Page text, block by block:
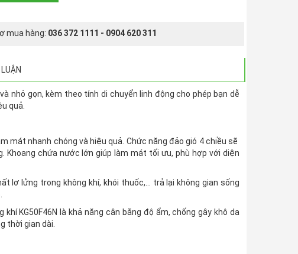
mua hàng: 036 372 1111 - 0904 620 311
nhỏ gọn, kèm theo tính di chuyển linh động cho phép bạn dễ
quả.
mát nhanh chóng và hiệu quả. Chức năng đảo gió 4 chiều sẽ
chứa nước lớn giúp làm mát tối ưu, phù hợp với diện
lơ lửng trong không khí, khói thuốc,… trả lại không gian sống
KG50F46N là khả năng cân bằng độ ẩm, chống gây khô da
thời gian dài.